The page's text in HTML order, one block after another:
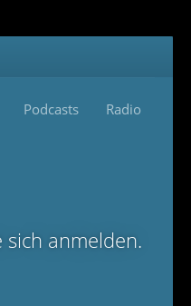
Podcasts Radio
anmelden.